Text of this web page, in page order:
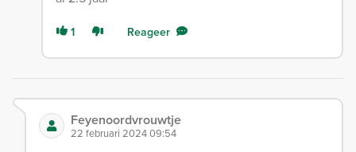
1 Reageer
Feyenoordvrouwtje
22 februari 2024 09:54